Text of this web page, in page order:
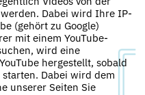
Dabei wird Ihre IP-
(gehört zu Google)
mit einem YouTube-
wird eine
hergestellt, sobald
starten. Dabei wird dem
unserer Seiten Sie